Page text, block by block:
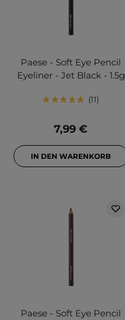
Paese - Soft Eye Pencil
Eyeliner - Jet Black - 1.5g
11
7,99 €
IN DEN WARENKORB
Paese - Soft Eye Pencil